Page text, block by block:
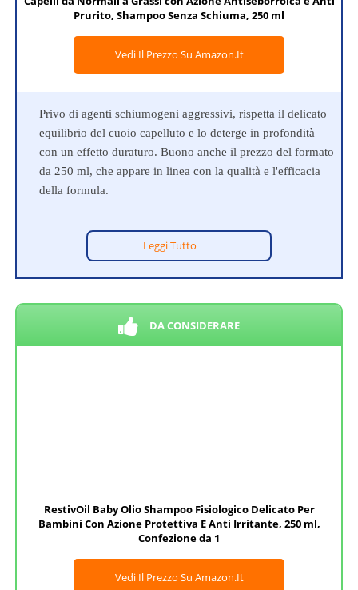
Prurito, Shampoo Senza Schiuma, 250 ml
Vedi Il Prezzo Su Amazon.it
Privo di agenti schiumogeni aggressivi, rispetta il delicato
equilibrio del cuoio capelluto e lo deterge in profondità
con un effetto duraturo. Buono anche il prezzo del formato
da 250 ml, che appare in linea con la qualità e l'efficacia
della formula.
Leggi Tutto
DA CONSIDERARE
RestivOil Baby Olio Shampoo Fisiologico Delicato Per
Bambini Con Azione Protettiva E Anti Irritante, 250 ml,
Confezione da 1
Vedi Il Prezzo Su Amazon.it